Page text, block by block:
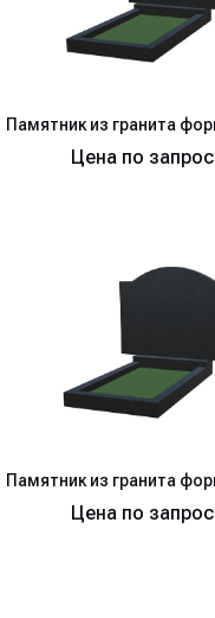
Памятник из гранита
Цена по
Памятник из гранита
Цена по